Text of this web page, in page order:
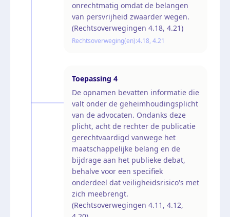
onrechtmatig omdat de belangen
van persvrijheid zwaarder wegen.
(Rechtsoverwegingen 4.18, 4.21)
Rechtsoverweging(en):4.18, 4.21
Toepassing 4
De opnamen bevatten informatie die
valt onder de geheimhoudingsplicht
van de advocaten. Ondanks deze
plicht, acht de rechter de publicatie
gerechtvaardigd vanwege het
maatschappelijke belang en de
bijdrage aan het publieke debat,
behalve voor een specifiek
onderdeel dat veiligheidsrisico's met
zich meebrengt.
(Rechtsoverwegingen 4.11, 4.12,